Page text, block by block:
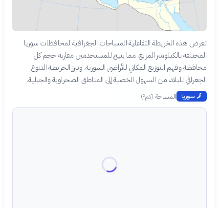
تعرض هذه الخريطة التفاعلية المساحات الجغرافية لمحافظات سوريا
المختلفة بالكيلومتر المربع، مما يتيح للمستخدمين مقارنة حجم كل
محافظة وفهم التوزيع المكاني للأراضي السورية. وتبرز الخريطة التنوع
الجغرافي للبلاد، من السهول الخصبة إلى المناطق الصحراوية والجبلية.
🗾 سوريا المساحة (كم² )